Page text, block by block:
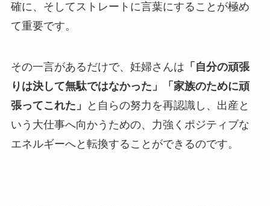
確に、そしてストレートに言葉にすることが極め
て重要です。
その一言があるだけで、妊婦さんは 「自分の頑張
りは決して無駄ではなかった」「家族のために頑
張ってこれた」
と自らの努力を再認識し、出産と
いう大仕事へ向かうための、力強くポジティブな
エネルギーへと転換することができるのです。